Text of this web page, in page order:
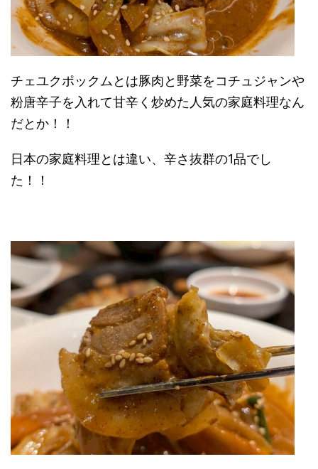
チェユクポックムとは豚肉と野菜をコチュジャンや
粉唐辛子を入れて甘辛く炒めた人気の家庭料理なん
だとか！！
日本の家庭料理とは違い、辛さ抜群の1品でし
た！！